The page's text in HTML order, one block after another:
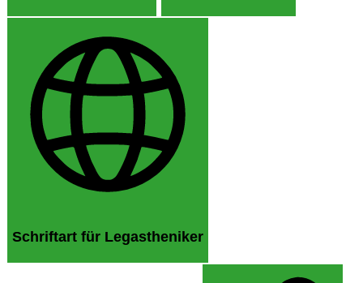
Schriftart für Legastheniker